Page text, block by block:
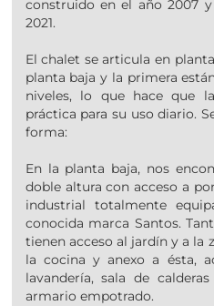
construido en el año 2007
2021.
El chalet se articula en
planta baja y la primera
niveles, lo que hace que
práctica para su uso diario.
forma:
En la planta baja, nos
doble altura con acceso a
industrial totalmente
conocida marca Santos.
tienen acceso al jardín y a la
la cocina y anexo a ésta,
lavandería, sala de
armario empotrado.